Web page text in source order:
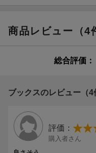
付属の「にっこりBOOK」
スナップなどを、見て読
商品レビュー（4
総合評価：
ブックスのレビュー（4
評価：
購入者さん